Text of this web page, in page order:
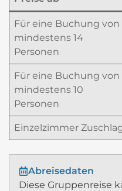
Für eine Buchung von
mindestens 14
Personen
Für eine Buchung von
mindestens 10
Personen
Einzelzimmer
Abreisedaten
Diese Gruppenreise